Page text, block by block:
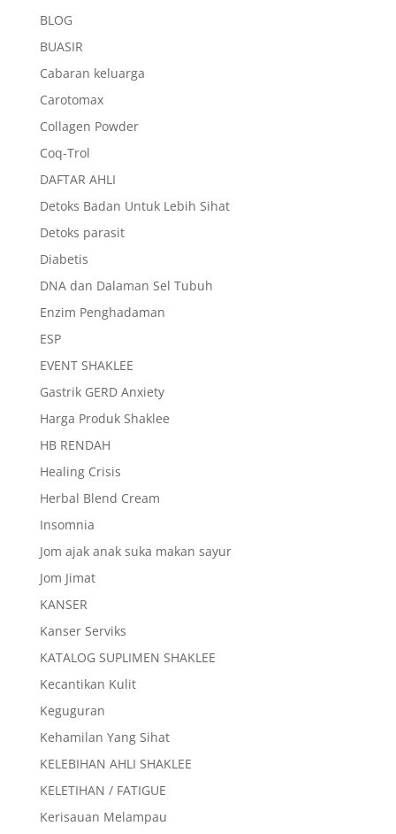
BLOG
BUASIR
Cabaran keluarga
Carotomax
Collagen Powder
Coq-Trol
DAFTAR AHLI
Detoks Badan Untuk Lebih Sihat
Detoks parasit
Diabetis
DNA dan Dalaman Sel Tubuh
Enzim Penghadaman
ESP
EVENT SHAKLEE
Gastrik GERD Anxiety
Harga Produk Shaklee
HB RENDAH
Healing Crisis
Herbal Blend Cream
Insomnia
Jom ajak anak suka makan sayur
Jom Jimat
KANSER
Kanser Serviks
KATALOG SUPLIMEN SHAKLEE
Kecantikan Kulit
Keguguran
Kehamilan Yang Sihat
KELEBIHAN AHLI SHAKLEE
KELETIHAN / FATIGUE
Kerisauan Melampau